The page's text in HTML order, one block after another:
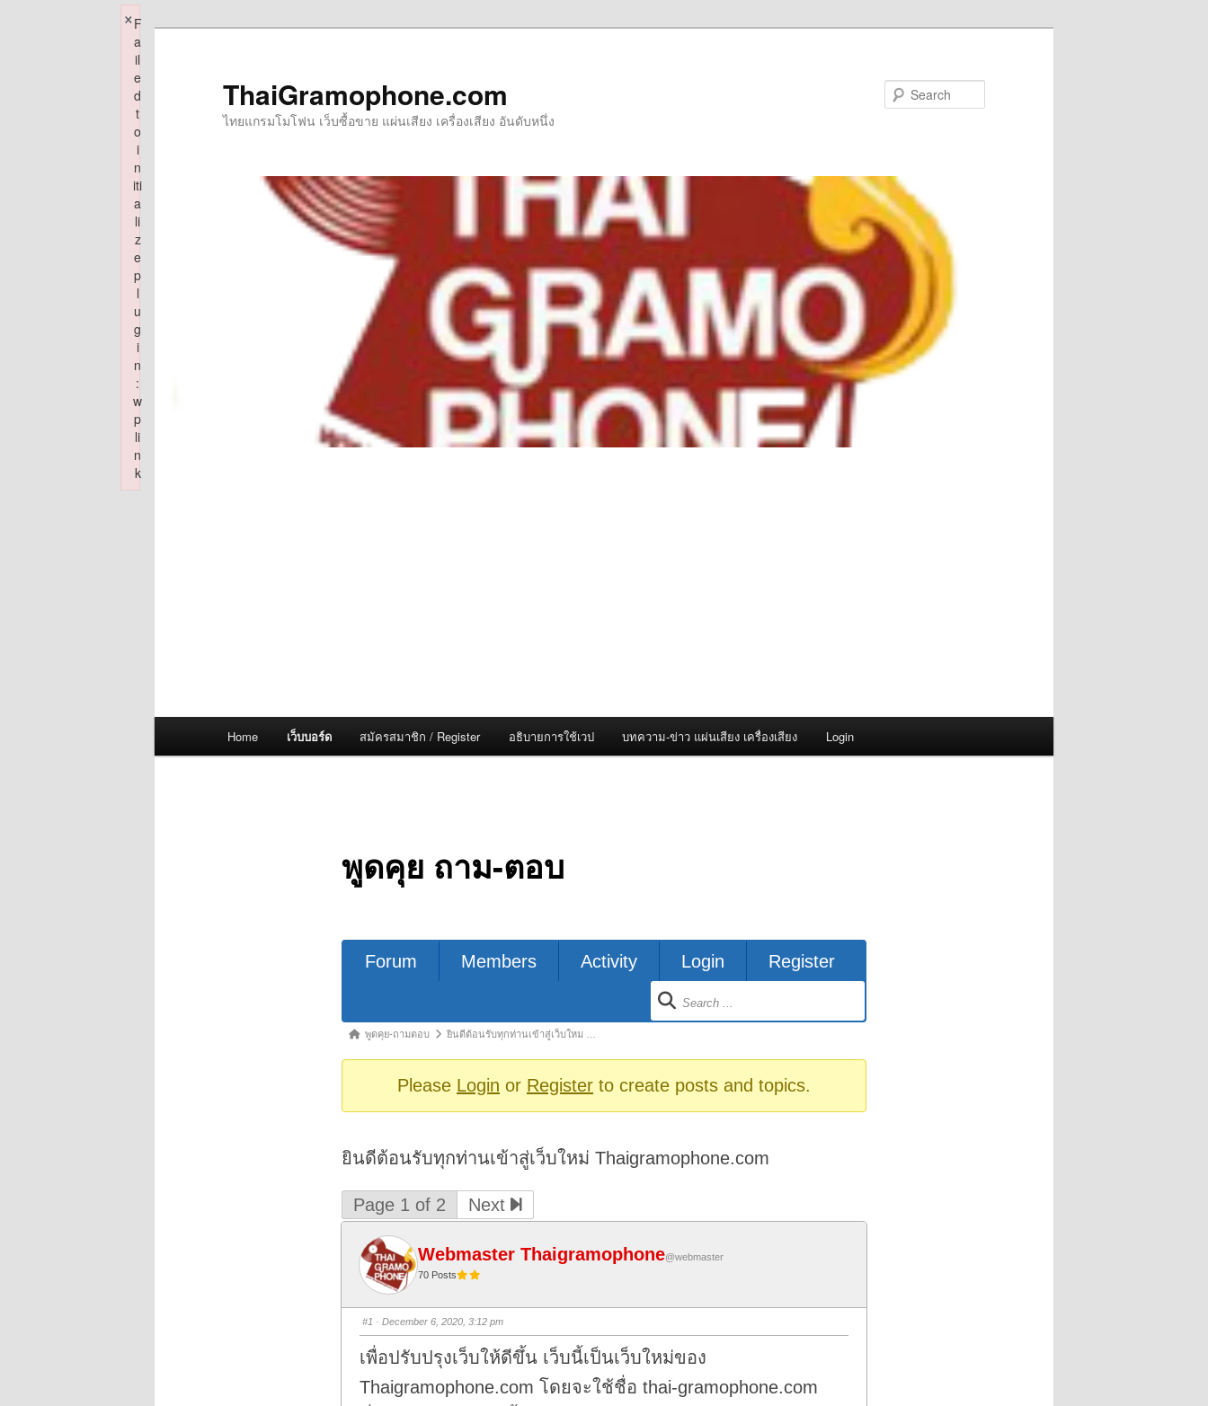
ThaiGramophone.com
ไทยแกรมโมโฟน เว็บซื้อขาย แผ่นเสียง เครื่องเสียง อันดับหนึ่ง
Home เว็บบอร์ด สมัครสมาชิก / Register อธิบายการใช้เวป บทความ-ข่าว แผ่นเสียง เครื่องเสียง Login
พูดคุย ถาม-ตอบ
Forum
Forum Members Activity Login Register
Forum
breadcrumbs
here:
พูดคุย-ถามตอบ ยินดีต้อนรับทุกท่านเข้าสู่เว็บใหม …
Please Login or Registerto create posts and topics.
ยินดีต้อนรับทุกท่านเข้าสู่เว็บใหม่ Thaigramophone.com
Page 1 of 2 Next
Webmaster Thaigramophone@webmaster
70 Posts
#1 · December 6, 2020, 3:12 pm
เพื่อปรับปรุงเว็บให้ดีขึ้น เว็บนี้เป็นเว็บใหม่ของ
Thaigramophone.com โดยจะใช้ชื่อ thai-gramophone.com
F
a
il
e
d
t
o
i
n
iti
a
li
z
e
p
l
u
g
i
n
:
w
p
li
n
k
×